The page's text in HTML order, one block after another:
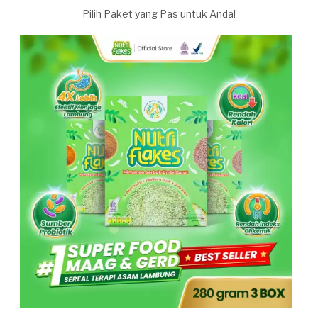
Pilih Paket yang Pas untuk Anda!